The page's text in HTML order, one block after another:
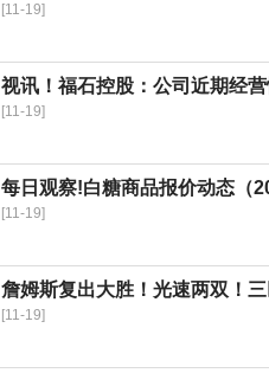
[11-19]
视讯！福石控股：公司近期经
[11-19]
每日观察!白糖商品报价动态（
[11-19]
詹姆斯复出大胜！光速两双！三
[11-19]